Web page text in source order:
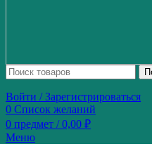
Войти / Зарегистрироваться
0 Список желаний
0 предмет / 0,00 ₽
Меню